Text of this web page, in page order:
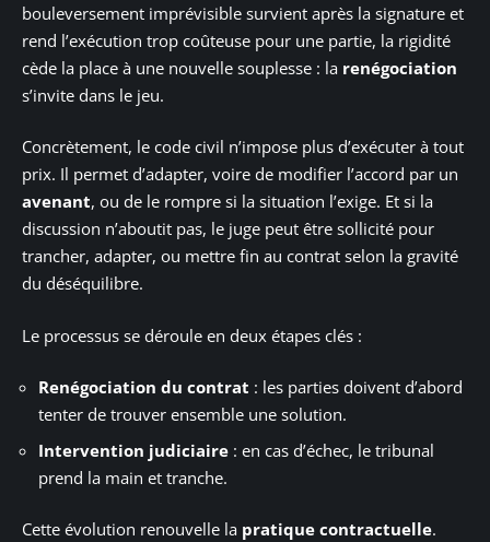
bouleversement imprévisible survient après la signature et
rend l’exécution trop coûteuse pour une partie, la rigidité
cède la place à une nouvelle souplesse : la renégociation
s’invite dans le jeu.
Concrètement, le code civil n’impose plus d’exécuter à tout
prix. Il permet d’adapter, voire de modifier l’accord par un
avenant, ou de le rompre si la situation l’exige. Et si la
discussion n’aboutit pas, le juge peut être sollicité pour
trancher, adapter, ou mettre fin au contrat selon la gravité
du déséquilibre.
Le processus se déroule en deux étapes clés :
Renégociation du contrat : les parties doivent d’abord
tenter de trouver ensemble une solution.
Intervention judiciaire : en cas d’échec, le tribunal
prend la main et tranche.
Cette évolution renouvelle la pratique contractuelle.